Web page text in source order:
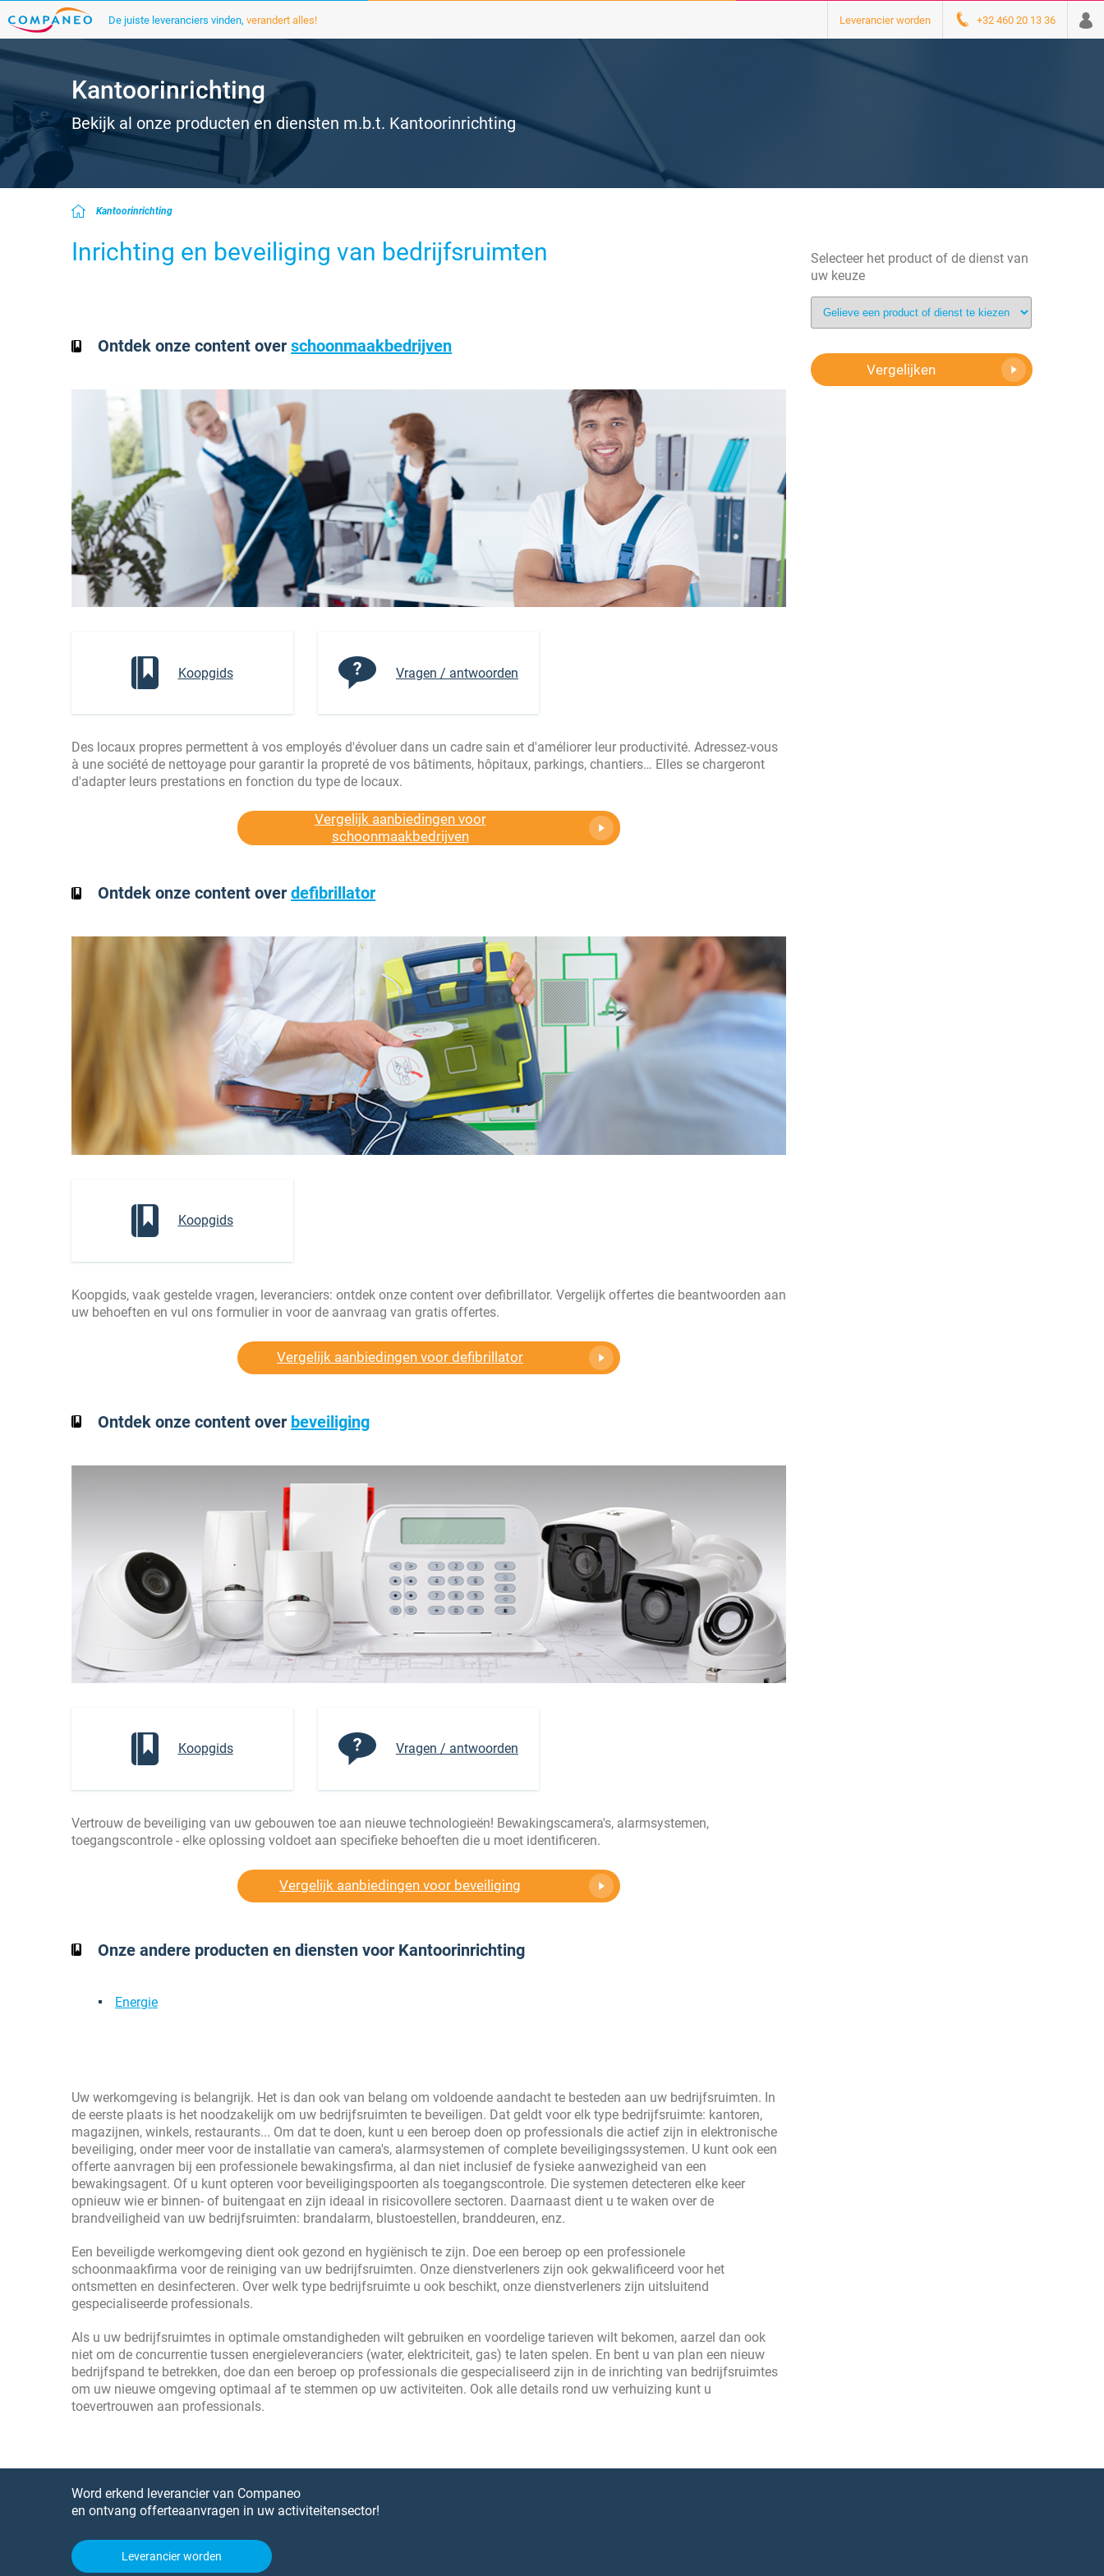
De juiste leveranciers vinden, verandert alles! Leverancier worden +32 460 20 13 36
Kantoorinrichting
Bekijk al onze producten en diensten m.b.t. Kantoorinrichting
Kantoorinrichting
Inrichting en beveiliging van bedrijfsruimten
Ontdek onze content overschoonmaakbedrijven
Koopgids Vragen / antwoorden
Des locaux propres permettent à vos employés d'évoluer dans un cadre sain et d'améliorer leur productivité. Adressez-vous
à une société de nettoyage pour garantir la propreté de vos bâtiments, hôpitaux, parkings, chantiers… Elles se chargeront
d'adapter leurs prestations en fonction du type de locaux.
Vergelijk aanbiedingen voor
schoonmaakbedrijven
Ontdek onze content overdefibrillator
Koopgids
Koopgids, vaak gestelde vragen, leveranciers: ontdek onze content over defibrillator. Vergelijk offertes die beantwoorden aan
uw behoeften en vul ons formulier in voor de aanvraag van gratis offertes.
Vergelijk aanbiedingen voor defibrillator
Ontdek onze content over beveiliging
Koopgids Vragen / antwoorden
Vertrouw de beveiliging van uw gebouwen toe aan nieuwe technologieën! Bewakingscamera's, alarmsystemen,
toegangscontrole - elke oplossing voldoet aan specifieke behoeften die u moet identificeren.
Vergelijk aanbiedingen voor beveiliging
Onze andere producten en diensten voor Kantoorinrichting
Energie
Uw werkomgeving is belangrijk. Het is dan ook van belang om voldoende aandacht te besteden aan uw bedrijfsruimten. In
de eerste plaats is het noodzakelijk om uw bedrijfsruimten te beveiligen. Dat geldt voor elk type bedrijfsruimte: kantoren,
magazijnen, winkels, restaurants... Om dat te doen, kunt u een beroep doen op professionals die actief zijn in elektronische
beveiliging, onder meer voor de installatie van camera's, alarmsystemen of complete beveiligingssystemen. U kunt ook een
offerte aanvragen bij een professionele bewakingsfirma, al dan niet inclusief de fysieke aanwezigheid van een
bewakingsagent. Of u kunt opteren voor beveiligingspoorten als toegangscontrole. Die systemen detecteren elke keer
opnieuw wie er binnen- of buitengaat en zijn ideaal in risicovollere sectoren. Daarnaast dient u te waken over de
brandveiligheid van uw bedrijfsruimten: brandalarm, blustoestellen, branddeuren, enz.
Een beveiligde werkomgeving dient ook gezond en hygiënisch te zijn. Doe een beroep op een professionele
schoonmaakfirma voor de reiniging van uw bedrijfsruimten. Onze dienstverleners zijn ook gekwalificeerd voor het
ontsmetten en desinfecteren. Over welk type bedrijfsruimte u ook beschikt, onze dienstverleners zijn uitsluitend
gespecialiseerde professionals.
Als u uw bedrijfsruimtes in optimale omstandigheden wilt gebruiken en voordelige tarieven wilt bekomen, aarzel dan ook
niet om de concurrentie tussen energieleveranciers (water, elektriciteit, gas) te laten spelen. En bent u van plan een nieuw
bedrijfspand te betrekken, doe dan een beroep op professionals die gespecialiseerd zijn in de inrichting van bedrijfsruimtes
om uw nieuwe omgeving optimaal af te stemmen op uw activiteiten. Ook alle details rond uw verhuizing kunt u
toevertrouwen aan professionals.
Selecteer het product of de dienst van
uw keuze
Vergelijken
Word erkend leverancier van Companeo
en ontvang offerteaanvragen in uw activiteitensector!
Leverancier worden